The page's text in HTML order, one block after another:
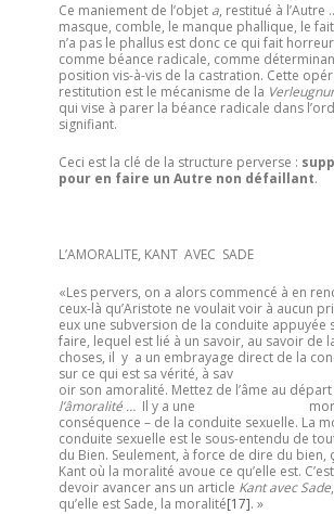
Ce maniement de l’objet a, restitué à l’Autre
masque, comble, le manque phallique, le
n’a pas le phallus est donc ce qui fait
comme béance radicale, comme
position vis-à-vis de la castration. Cette
restitution est le mécanisme de la
qui vise à parer la béance radicale dans
signifiant.
Ceci est la clé de la structure perverse :
pour en faire un Autre non défaillant.
L’AMORALITE, KANT AVEC SADE
«Les pervers, on a alors commencé à en
ceux-là qu’Aristote ne voulait voir à aucun
eux une subversion de la conduite appuyée
faire, lequel est lié à un savoir, au savoir de
choses, il y a un embrayage direct de la
sur ce qui est sa vérité, à sav
oir son amoralité. Mettez de l’âme au
l’âmoralité … Il y a une moralité
conséquence – de la conduite sexuelle. La
conduite sexuelle est le sous-entendu de
du Bien. Seulement, à force de dire du bien,
Kant où la moralité avoue ce qu’elle est.
devoir avancer ans un article Kant avec Sade
qu’elle est Sade, la moralité[17]. »